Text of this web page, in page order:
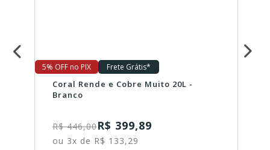
5% OFF no PIX Frete Grátis*
Coral Rende e Cobre Muito 20L -
Branco
R$ 446,00R$ 399,89
ou 3x de R$ 133,29